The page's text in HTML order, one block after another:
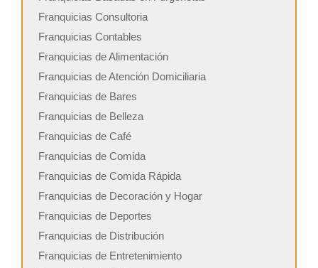
Franquicias Consultoria
Franquicias Contables
Franquicias de Alimentación
Franquicias de Atención Domiciliaria
Franquicias de Bares
Franquicias de Belleza
Franquicias de Café
Franquicias de Comida
Franquicias de Comida Rápida
Franquicias de Decoración y Hogar
Franquicias de Deportes
Franquicias de Distribución
Franquicias de Entretenimiento